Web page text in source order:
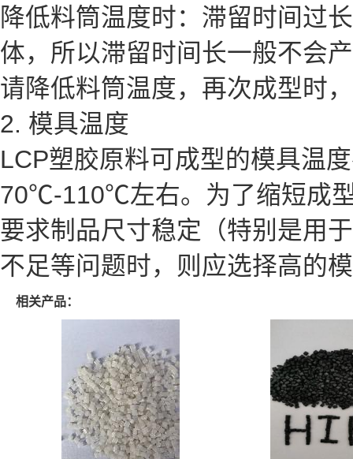
降低料筒温度时：滞留时间过
体，所以滞留时间长一般不会
请降低料筒温度，再次成型时
2. 模具温度
LCP塑胶原料可成型的模具温
70℃-110℃左右。为了缩短成
要求制品尺寸稳定（特别是用
不足等问题时，则应选择高的
相关产品：